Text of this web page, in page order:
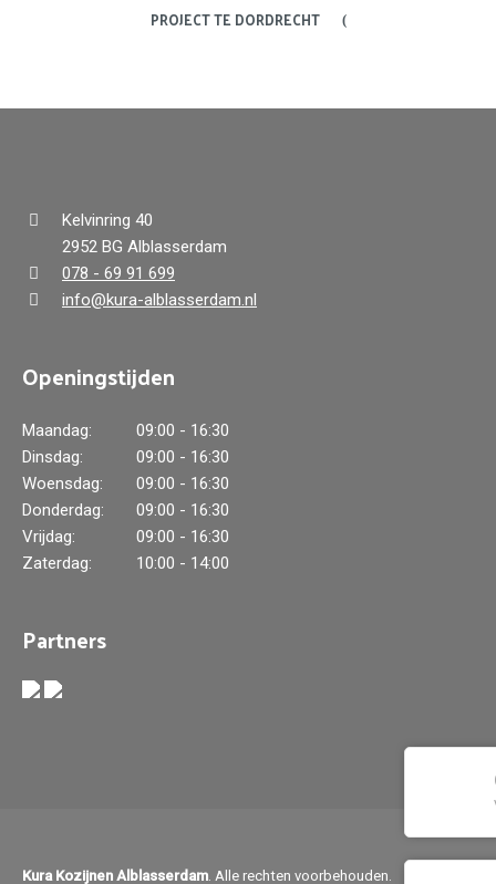
PROJECT TE DORDRECHT
Kelvinring 40
2952 BG Alblasserdam
078 - 69 91 699
info@kura-alblasserdam.nl
Openingstijden
Maandag:
09:00 - 16:30
Dinsdag:
09:00 - 16:30
Woensdag:
09:00 - 16:30
Donderdag:
09:00 - 16:30
Vrijdag:
09:00 - 16:30
Zaterdag:
10:00 - 14:00
Partners
Kura Kozijnen Alblasserdam. Alle rechten voorbehouden.